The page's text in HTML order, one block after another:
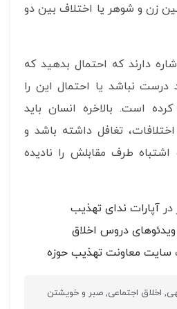
زن و شوهر یا اختلاف بین دو
دارند که احتمال بدهید که
نباشد یا احتمال این را
است. بالاخره انسان باید
تغافل داشته باشد و
طرف مقابلش را نادیده
آپارات ندای تهذیب
ویدئوهای دروس اخلاق
سایت معاونت تهذیب حوزه
, اخلاق اجتماعی,صبر و خویشتن